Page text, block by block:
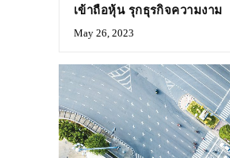
เข้าถือหุ้น รุกธุรกิจความงาม
May 26, 2023